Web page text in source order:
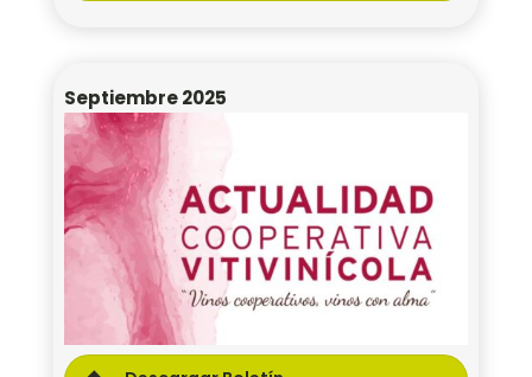
Septiembre 2025